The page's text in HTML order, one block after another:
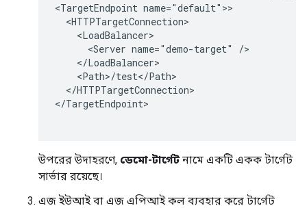
<TargetEndpoint name="default">>
  <HTTPTargetConnection>
    <LoadBalancer>
      <Server name="demo-target" />
    </LoadBalancer>
    <Path>/test</Path>
  </HTTPTargetConnection>
</TargetEndpoint>
উপরের উদাহরণে, ডেমো-টার্গেটনামে একটি একক টার্গেট
সার্ভার রয়েছে।
এজ ইউআই বা এজ এপিআই কল ব্যবহার করে টার্গেট